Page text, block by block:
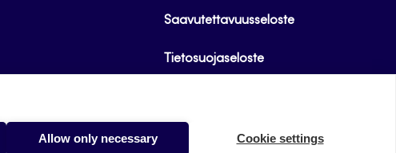
Saavutettavuusseloste
Tietosuojaseloste
Allow only necessary Cookie settings